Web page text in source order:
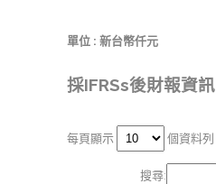
單位 : 新台幣仟元
採IFRSs後財報資訊
每頁顯示 個資料列
搜尋: